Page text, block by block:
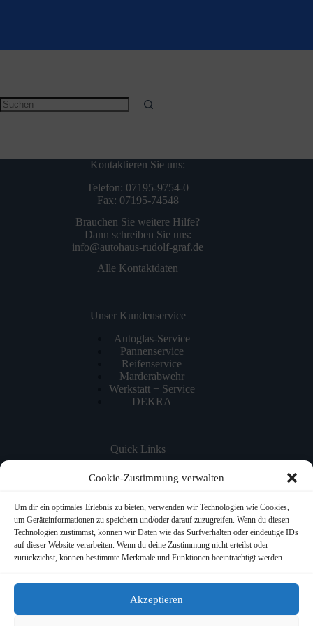
Cookie-Zustimmung verwalten
Um dir ein optimales Erlebnis zu bieten, verwenden wir Technologien wie Cookies,
um Geräteinformationen zu speichern und/oder darauf zuzugreifen. Wenn du diesen
Technologien zustimmst, können wir Daten wie das Surfverhalten oder eindeutige IDs
auf dieser Website verarbeiten. Wenn du deine Zustimmung nicht erteilst oder
zurückziehst, können bestimmte Merkmale und Funktionen beeinträchtigt werden.
Akzeptieren
Kontaktieren Sie uns:
Telefon: 07195-9754-0
Fax: 07195-74548
Brauchen Sie weitere Hilfe?
Dann schreiben Sie uns:
info@autohaus-rudolf-graf.de
Alle Kontaktdaten
Unser Kundenservice
Autoglas-Service
Pannenservice
Reifenservice
Marderabwehr
Werkstatt + Service
DEKRA
Quick Links
Home
NEWS
ÜBER UNS
JOBS
KONTAKT
Impressum
Datenschutzerklärung
Datenschutz Facebook Fanpage